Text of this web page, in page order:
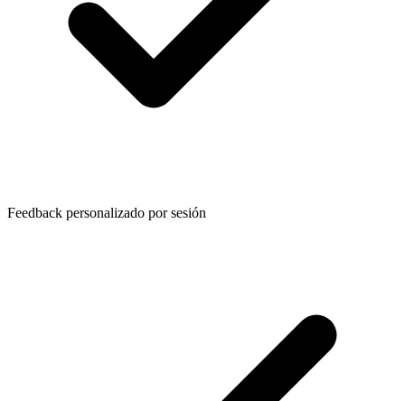
Feedback personalizado por sesión